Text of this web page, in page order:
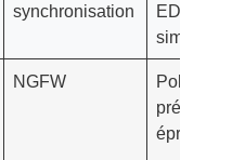
synchronisation
EDR/
simplicité
NGFW
Politique
prévention
éprouvée